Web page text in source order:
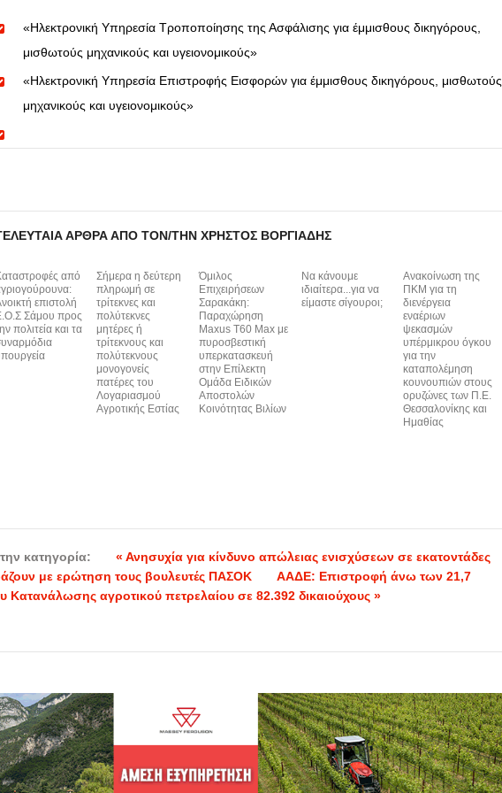
«Ηλεκτρονική Υπηρεσία Τροποποίησης της Ασφάλισης για έμμισθους δικηγόρους,
μισθωτούς μηχανικούς και υγειονομικούς»
«Ηλεκτρονική Υπηρεσία Επιστροφής Εισφορών για έμμισθους δικηγόρους, μισθωτούς
μηχανικούς και υγειονομικούς»
ΆΡΘΡΑ ΑΠΌ ΤΟΝ/ΤΗΝ ΧΡΉΣΤΟΣ ΒΟΡΓΙΆΔΗΣ
από
επιστολή
Σάμου προς
πολιτεία και τα
Σήμερα η δεύτερη
πληρωμή σε
τρίτεκνες και
πολύτεκνες
μητέρες ή
τρίτεκνους και
πολύτεκνους
μονογονείς
πατέρες του
Λογαριασμού
Αγροτικής Εστίας
Όμιλος
Επιχειρήσεων
Σαρακάκη:
Παραχώρηση
Maxus T60 Max με
πυροσβεστική
υπερκατασκευή
στην Επίλεκτη
Ομάδα Ειδικών
Αποστολών
Κοινότητας Βιλίων
Να κάνουμε
ιδιαίτερα...για να
είμαστε σίγουροι;
Ανακοίνωση της
ΠΚΜ για τη
διενέργεια
εναέριων
ψεκασμών
υπέρμικρου όγκου
για την
καταπολέμηση
κουνουπιών στους
ορυζώνες των Π.Ε.
Θεσσαλονίκης και
Ημαθίας
κατηγορία:
« Ανησυχία για κίνδυνο απώλειας ενισχύσεων σε εκατοντάδες
με ερώτηση τους βουλευτές ΠΑΣΟΚ
ΑΑΔΕ: Επιστροφή άνω των 21,7
Κατανάλωσης αγροτικού πετρελαίου σε 82.392 δικαιούχους »